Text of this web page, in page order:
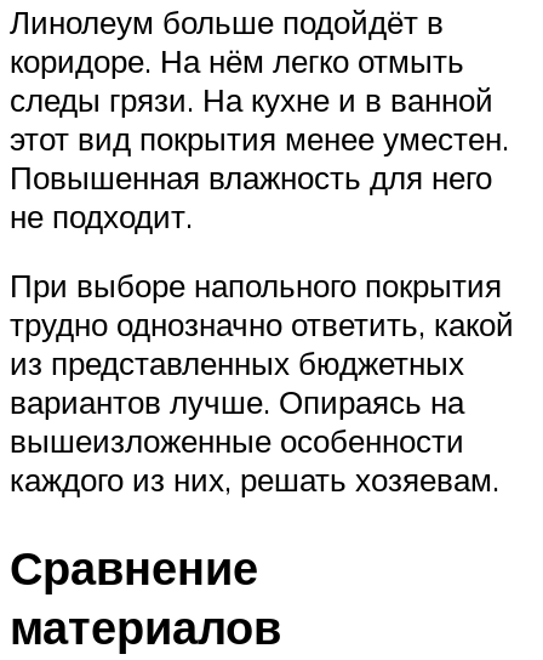
Линолеум больше подойдёт в
коридоре. На нём легко отмыть
следы грязи. На кухне и в ванной
этот вид покрытия менее уместен.
Повышенная влажность для него
не подходит.
При выборе напольного покрытия
трудно однозначно ответить, какой
из представленных бюджетных
вариантов лучше. Опираясь на
вышеизложенные особенности
каждого из них, решать хозяевам.
Сравнение
материалов